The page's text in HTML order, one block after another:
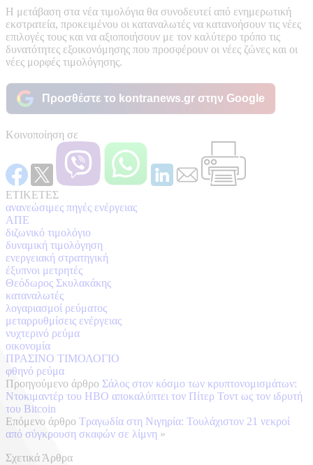
Η μετάβαση στα νέα τιμολόγια θα συνοδευτεί από ενημερωτική
εκστρατεία, προκειμένου οι καταναλωτές να κατανοήσουν τις νέες
επιλογές τους και να αξιοποιήσουν με τον καλύτερο τρόπο τις
δυνατότητες εξοικονόμησης που προσφέρουν οι νέες ζώνες και οι
νέες μορφές τιμολόγησης.
Προσθέστε το kontranews.gr στην Google
Κοινοποίηση σε
ΕΤΙΚΕΤΕΣ
ανανεώσιμες πηγές ενέργειας
ΑΠΕ
διζωνικό τιμολόγιο
δυναμική τιμολόγηση
ενεργειακή στρατηγική
έξυπνοι μετρητές
Θεόδωρος Σκυλακάκης
καταναλωτές
λογαριασμοί ρεύματος
μεταρρυθμίσεις ενέργειας
νυχτερινό ρεύμα
οικονομία
ΠΡΑΣΙΝΟ ΤΙΜΟΛΟΓΙΟ
φθηνό ρεύμα
Προηγούμενο άρθρο Σάλος στον κόσμο των κρυπτονομισμάτων:
Ντοκιμαντέρ του HBO αποκαλύπτει τον Πίτερ Τοντ ως τον ιδρυτή
του Bitcoin
Επόμενο άρθρο Τραγωδία στη Νιγηρία: Τουλάχιστον 21 νεκροί
από σύγκρουση σκαφών σε λίμνη »
Σχετικά Άρθρα